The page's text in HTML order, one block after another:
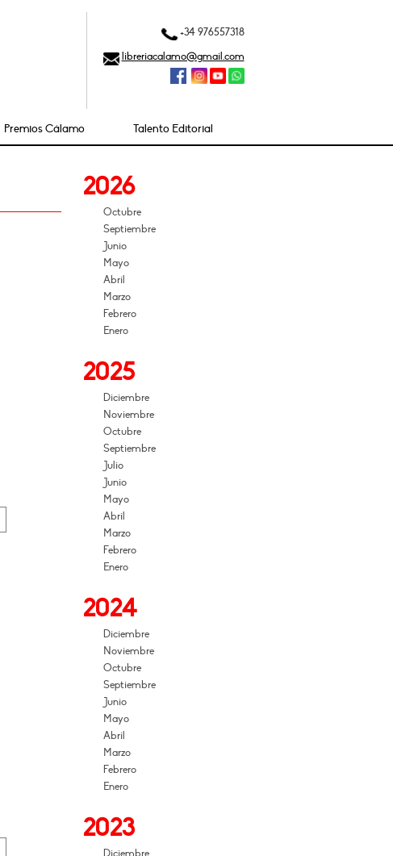
+34 976557318
libreriacalamo@gmail.com
Premios Cálamo Talento Editorial
2026
Octubre
Septiembre
Junio
Mayo
Abril
Marzo
Febrero
Enero
2025
Diciembre
Noviembre
Octubre
Septiembre
Julio
Junio
Mayo
Abril
Marzo
Febrero
Enero
2024
Diciembre
Noviembre
Octubre
Septiembre
Junio
Mayo
Abril
Marzo
Febrero
Enero
2023